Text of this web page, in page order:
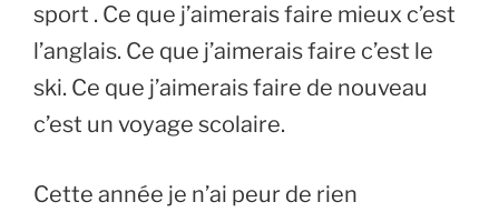
sport . Ce que j’aimerais faire mieux c’est
l’anglais. Ce que j’aimerais faire c’est le
ski. Ce que j’aimerais faire de nouveau
c’est un voyage scolaire.
Cette année je n’ai peur de rien